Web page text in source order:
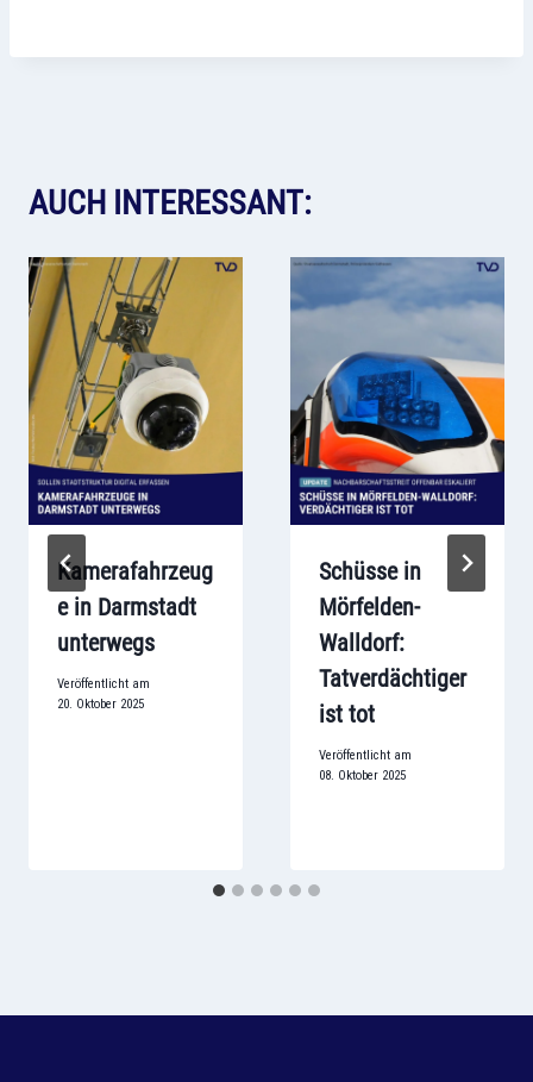
AUCH INTERESSANT:
Kamerafahrzeug
e in Darmstadt
unterwegs
Veröffentlicht am
20. Oktober 2025
Schüsse in
Mörfelden-
Walldorf:
Tatverdächtiger
ist tot
Veröffentlicht am
08. Oktober 2025